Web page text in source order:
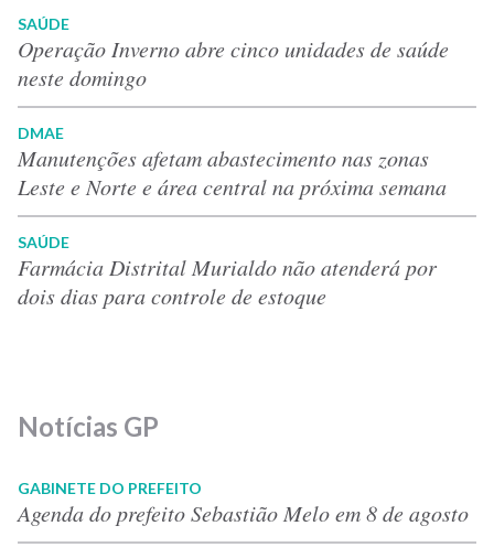
SAÚDE
Operação Inverno abre cinco unidades de saúde
neste domingo
DMAE
Manutenções afetam abastecimento nas zonas
Leste e Norte e área central na próxima semana
SAÚDE
Farmácia Distrital Murialdo não atenderá por
dois dias para controle de estoque
Notícias GP
GABINETE DO PREFEITO
Agenda do prefeito Sebastião Melo em 8 de agosto